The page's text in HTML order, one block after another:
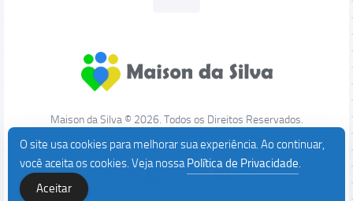
Maison da Silva © 2026. Todos os Direitos Reservados.
O site usa cookies para melhorar sua experiência. Ao continuar,
você aceita os cookies. Veja nossaPolítica de Privacidade.
Aceitar